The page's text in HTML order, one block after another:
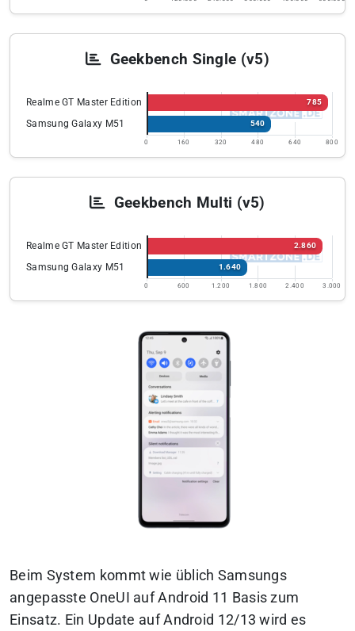
Geekbench Single (v5)
Realme GT Master Edition 785
Samsung Galaxy M51 540
0 160 320 480 640 800
Geekbench Multi (v5)
Realme GT Master Edition 2.860
Samsung Galaxy M51 1.640
0 600 1.200 1.800 2.400 3.000
Beim System kommt wie üblich Samsungs
angepasste OneUI auf Android 11 Basis zum
Einsatz. Ein Update auf Android 12/13 wird es